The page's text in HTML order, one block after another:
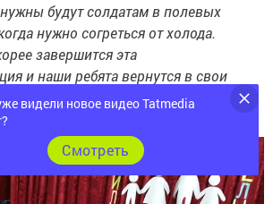
будут солдатам в полевых
нужно согреться от холода.
завершится эта
и наши ребята вернутся в свои
и невредимыми.
видели новое видео Tatmedia
Cмотреть